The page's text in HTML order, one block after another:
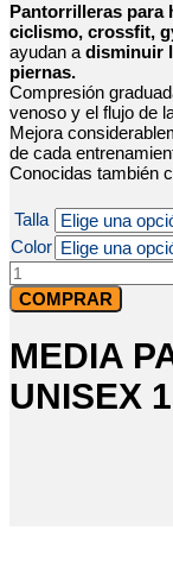
Pantorrilleras para
ciclismo, crossfit,
ayudan a disminuir
piernas.
Compresión
venoso y el flujo de
Mejora
de cada
Conocidas también
Talla
Color
MEDIA
PANTORRILLERA
UNISEX
23
cantidad
COMPRAR
MEDIA
UNISEX